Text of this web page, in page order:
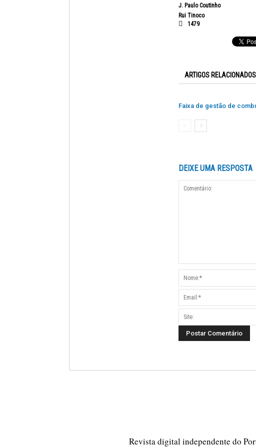
J. Paulo Coutinho
Rui Tinoco
1479
ARTIGOS RELACIONADOS
Faixa de gestão de
DEIXE UMA RESPOSTA
Revista digital independente do